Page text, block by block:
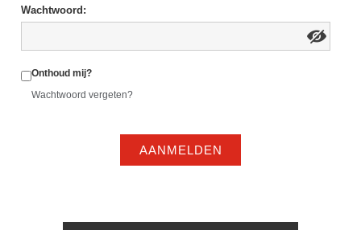
Wachtwoord:
Onthoud mij?
Wachtwoord vergeten?
AANMELDEN